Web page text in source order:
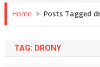
Home > Posts Tagged
TAG: DRONY